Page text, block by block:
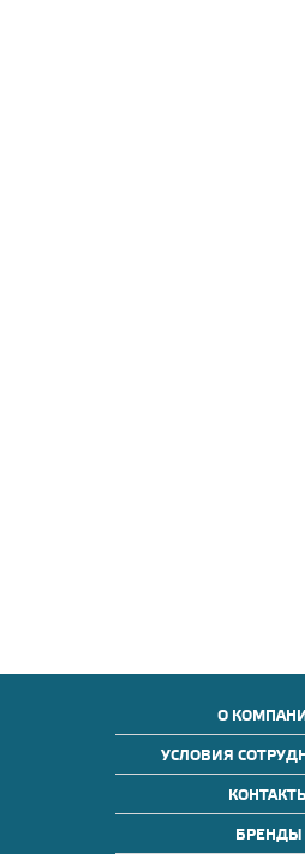
О
УСЛОВИЯ
БРЕНДЫ